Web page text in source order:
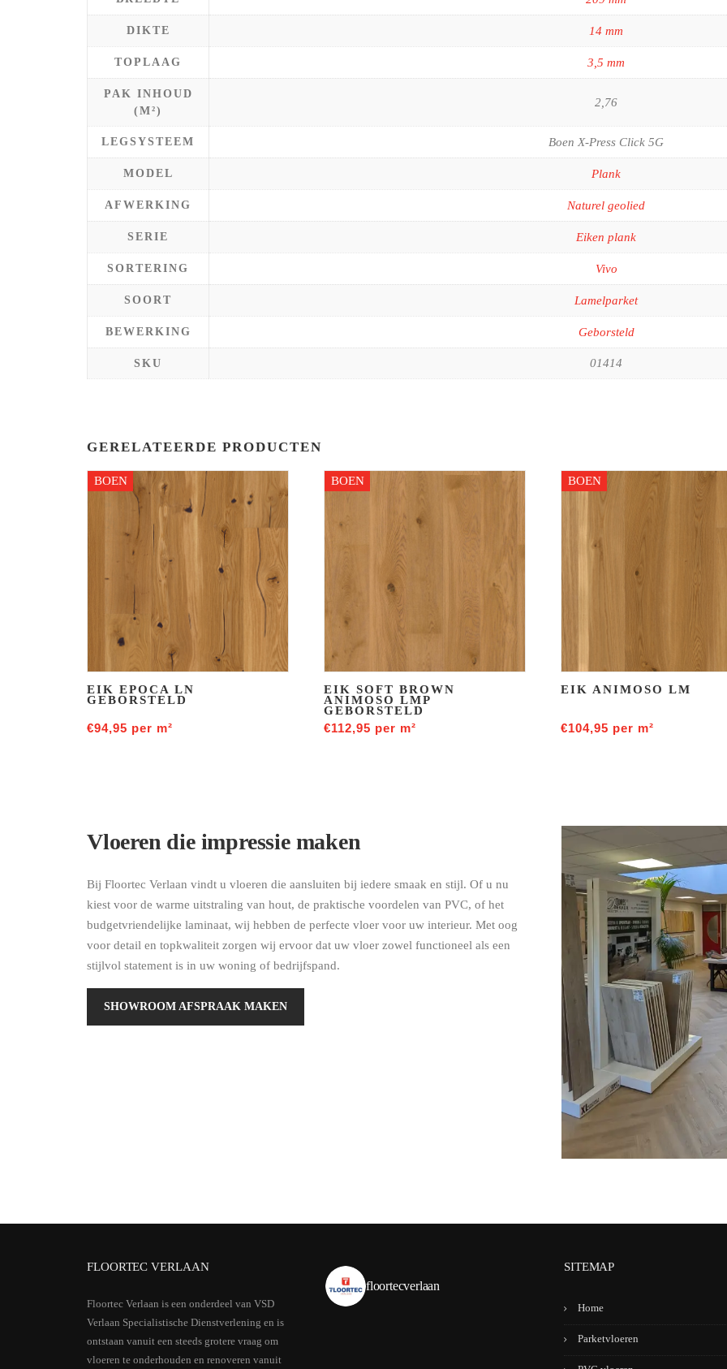
DIKTE 14 mm
TOPLAAG 3,5 mm
PAK INHOUD
(M²)
2,76
LEGSYSTEEM Boen X-Press Click 5G
MODEL Plank
AFWERKING Naturel geolied
SERIE Eiken plank
SORTERING Vivo
SOORT Lamelparket
BEWERKING Geborsteld
SKU 01414
GERELATEERDE PRODUCTEN
BOEN
EIK EPOCA LN
GEBORSTELD
€94,95 per m²
BOEN
EIK SOFT BROWN
ANIMOSO LMP
GEBORSTELD
€112,95 per m²
BOEN
EIK ANIMOSO LM
€104,95 per m²
Vloeren die impressie maken
Bij Floortec Verlaan vindt u vloeren die aansluiten bij iedere smaak en stijl. Of u nu
kiest voor de warme uitstraling van hout, de praktische voordelen van PVC, of het
budgetvriendelijke laminaat, wij hebben de perfecte vloer voor uw interieur. Met oog
voor detail en topkwaliteit zorgen wij ervoor dat uw vloer zowel functioneel als een
stijlvol statement is in uw woning of bedrijfspand.
SHOWROOM AFSPRAAK MAKEN
FLOORTEC VERLAAN
Floortec Verlaan is een onderdeel van VSD
Verlaan Specialistische Dienstverlening en is
ontstaan vanuit een steeds grotere vraag om
vloeren te onderhouden en renoveren vanuit
floortecverlaan
SITEMAP
Home
Parketvloeren